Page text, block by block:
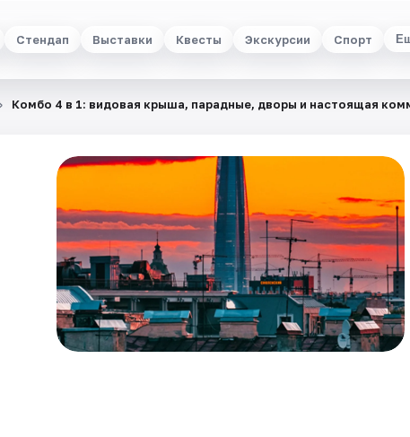
Стендап Выставки Квесты Экскурсии Спорт
Комбо 4 в 1: видовая крыша, парадные, дворы и настоящая